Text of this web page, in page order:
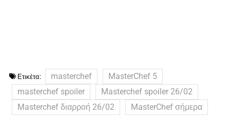
Ετικέτα: masterchef
MasterChef 5
masterchef spoiler
Masterchef spoiler 26/02
Masterchef διαρροή 26/02
MasterChef σήμερα